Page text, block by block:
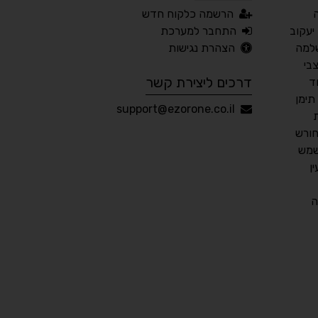
הרשמה כלקוח חדש
התחבר למערכת
הצהרת נגישות
דרכים ליצירת קשר
support@ezorone.co.il
📖 דיסלקציה
🖱 מוטורי
English